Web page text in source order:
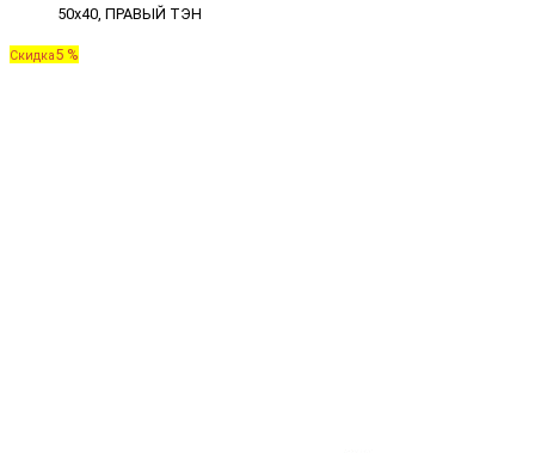
50x40, ПРАВЫЙ ТЭН
Скидка5 %